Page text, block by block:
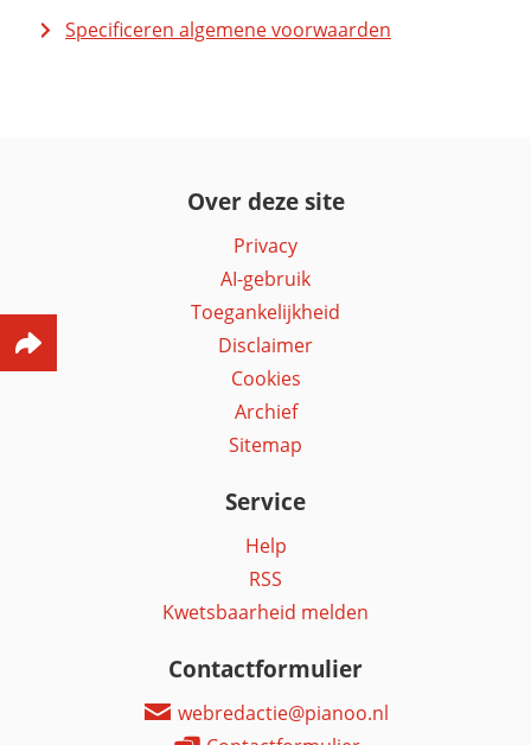
Specificeren algemene voorwaarden
Over deze site
Privacy
AI-gebruik
Toegankelijkheid
Disclaimer
Cookies
Archief
Sitemap
Service
Help
RSS
Kwetsbaarheid melden
Contactformulier
webredactie@pianoo.nl